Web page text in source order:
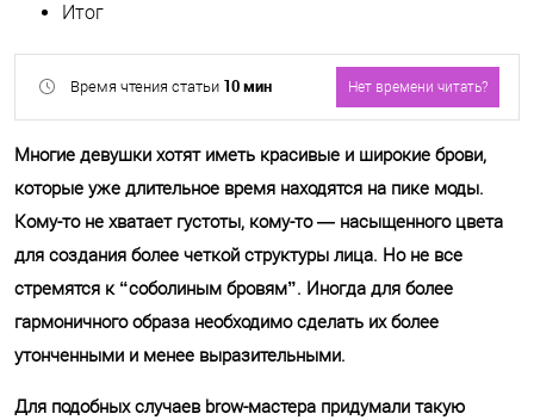
Время чтения статьи 10 мин Нет времени читать?
Отправить
Обработку своих персональных
данных.
Многие девушки хотят иметь красивые и широкие брови,
которые уже длительное время находятся на пике моды.
Кому-то не хватает густоты, кому-то — насыщенного цвета
для создания более четкой структуры лица. Но не все
стремятся к “соболиным бровям”. Иногда для более
гармоничного образа необходимо сделать их более
утонченными и менее выразительными.
Для подобных случаев brow-мастера придумали такую
Итог